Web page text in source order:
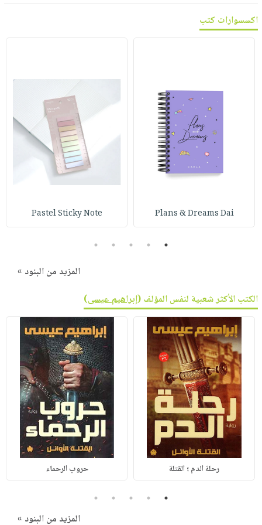
اكسسوارات كتب
Plans & Dreams Dai
Pastel Sticky Note
1
2
3
4
5
المزيد من البنود »
الكتب الأكثر شعبية لنفس المؤلف (إبراهيم عيسى)
رحلة الدم ؛ القتلة حروب الرحماء
1
2
3
4
5
المزيد من البنود »